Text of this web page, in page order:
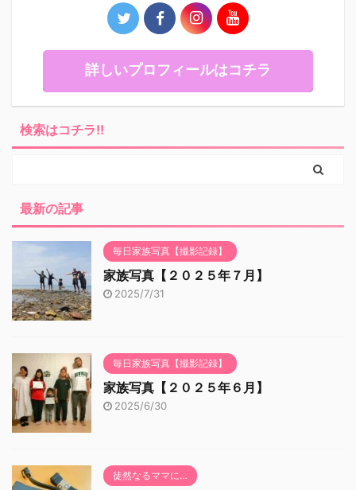
詳しいプロフィールはコチラ
検索はコチラ!!
最新の記事
毎日家族写真【撮影記録】
家族写真【２０２５年７月】
2025/7/31
毎日家族写真【撮影記録】
家族写真【２０２５年６月】
2025/6/30
徒然なるママに…